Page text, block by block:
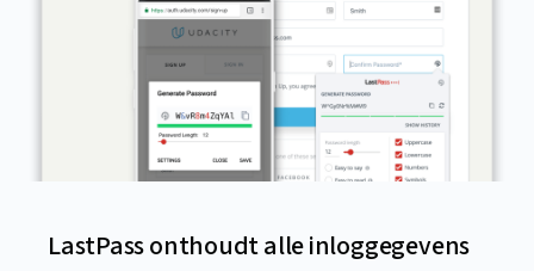
LastPass onthoudt alle inloggegevens